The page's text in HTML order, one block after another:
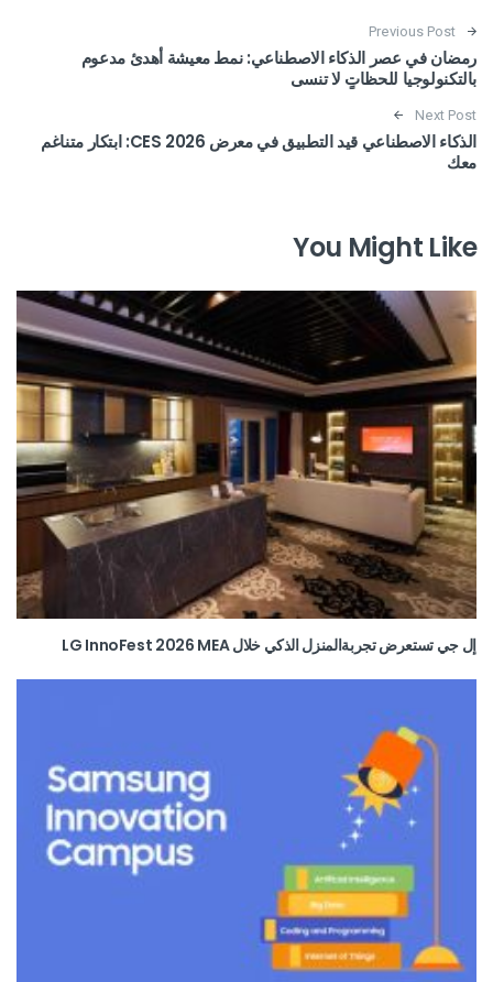
Post navigation
Previous Post
رمضان في عصر الذكاء الاصطناعي: نمط معيشة أهدئ مدعوم
بالتكنولوجيا للحظاتٍ لا تنسى
Next Post
الذكاء الاصطناعي قيد التطبيق في معرض CES 2026: ابتكار متناغم
معك
You Might Like
إل جي تستعرض تجربةالمنزل الذكي خلال LG InnoFest 2026 MEA